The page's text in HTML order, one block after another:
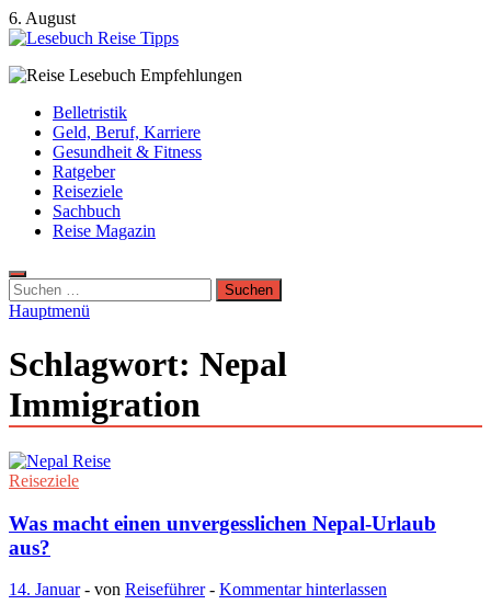
Zum
Inhalt
6. August
Lesebuch Reise Tipps
Belletristik
Geld, Beruf, Karriere
Gesundheit & Fitness
Ratgeber
Reiseziele
Sachbuch
Reise Magazin
Suchen
nach:
Hauptmenü
Schlagwort: Nepal
Immigration
Reiseziele
Was macht einen unvergesslichen Nepal-Urlaub
aus?
14. Januar- von Reiseführer- Kommentar hinterlassen